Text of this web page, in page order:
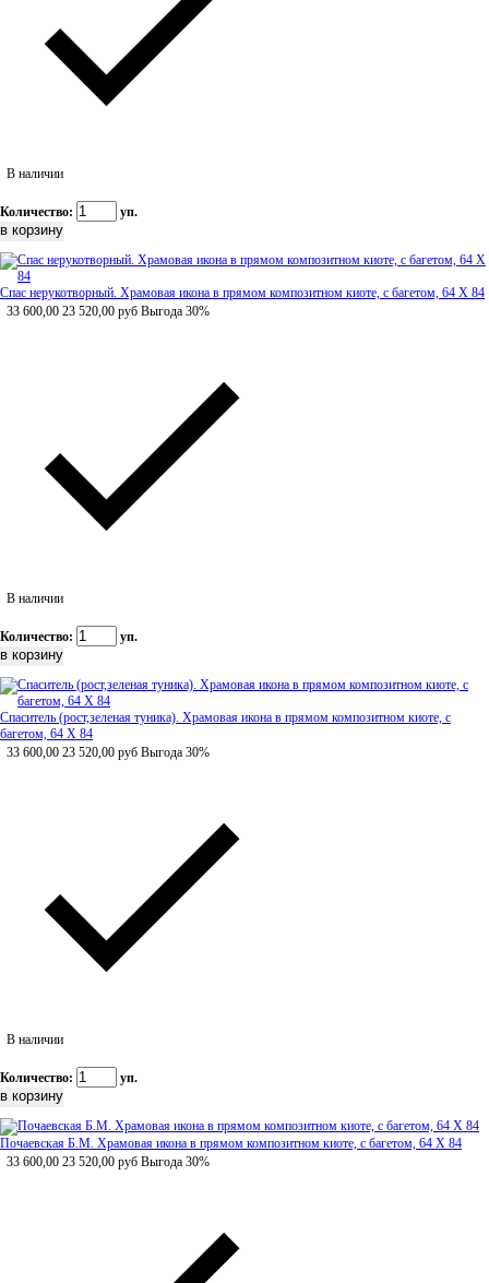
В наличии
Количество: уп.
Спас нерукотворный. Храмовая икона в прямом композитном киоте, с багетом, 64 Х 84
33 600,00 23 520,00 руб Выгода 30%
В наличии
Количество: уп.
Спаситель (рост,зеленая туника). Храмовая икона в прямом композитном киоте, с
багетом, 64 Х 84
33 600,00 23 520,00 руб Выгода 30%
В наличии
Количество: уп.
Почаевская Б.М. Храмовая икона в прямом композитном киоте, с багетом, 64 Х 84
33 600,00 23 520,00 руб Выгода 30%